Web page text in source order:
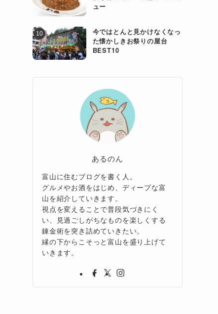
ュー
今ではとんと見かけなくなっ
た懐かしきお祭りの屋台
BEST10
あるのん
富山に住むブログを書く人。
グルメやお酒をはじめ、ディープな富
山を紹介していきます。
視点を変えることで普段気づきにく
い、見過ごしがちなものを楽しくする
錬金術を突き詰めていきたい。
縁の下からこそっと富山を盛り上げて
いきます。